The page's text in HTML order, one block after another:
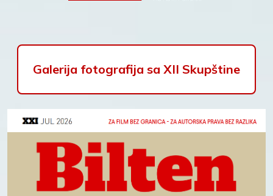
Galerija fotografija sa XII Skupštine